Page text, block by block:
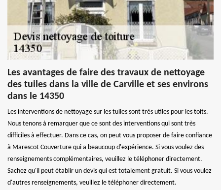
Les avantages de faire des travaux de nettoyage
des tuiles dans la ville de Carville et ses environs
dans le 14350
Les interventions de nettoyage sur les tuiles sont très utiles pour les toits.
Nous tenons à remarquer que ce sont des interventions qui sont très
difficiles à effectuer. Dans ce cas, on peut vous proposer de faire confiance
à Marescot Couverture qui a beaucoup d'expérience. Si vous voulez des
renseignements complémentaires, veuillez le téléphoner directement.
Sachez qu'il peut établir un devis qui est totalement gratuit. Si vous voulez
d'autres renseignements, veuillez le téléphoner directement.